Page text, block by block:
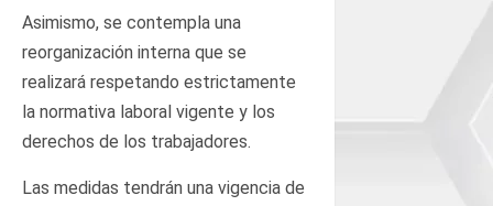
Asimismo, se contempla una
reorganización interna que se
realizará respetando estrictamente
la normativa laboral vigente y los
derechos de los trabajadores.
Las medidas tendrán una vigencia de